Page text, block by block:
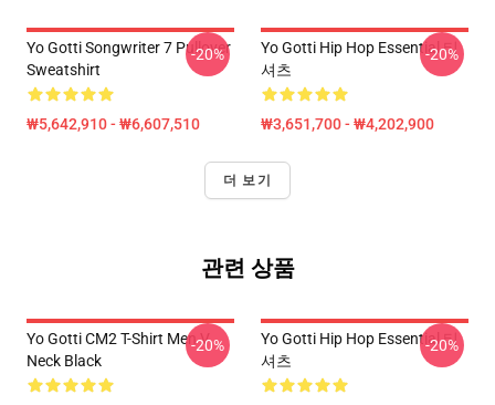
Yo Gotti Songwriter 7 Pullover
Sweatshirt
₩5,642,910 - ₩6,607,510
-20%
Yo Gotti Hip Hop Essential 티
셔츠
₩3,651,700 - ₩4,202,900
-20%
더 보기
관련 상품
Yo Gotti CM2 T-Shirt Men V
Neck Black
-20%
Yo Gotti Hip Hop Essential 티
셔츠
-20%